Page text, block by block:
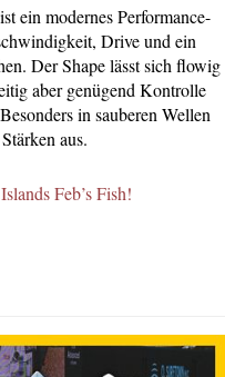
ein modernes Performance-
Drive und ein
Der Shape lässt sich flowig
aber genügend Kontrolle
in sauberen Wellen
aus.
Feb’s Fish!